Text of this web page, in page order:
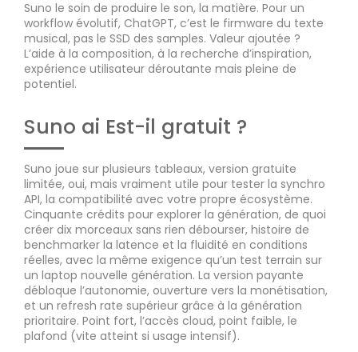
Suno le soin de produire le son, la matière. Pour un
workflow évolutif, ChatGPT, c’est le firmware du texte
musical, pas le SSD des samples. Valeur ajoutée ?
L’aide à la composition, à la recherche d’inspiration,
expérience utilisateur déroutante mais pleine de
potentiel.
Suno ai Est-il gratuit ?
Suno joue sur plusieurs tableaux, version gratuite
limitée, oui, mais vraiment utile pour tester la synchro
API, la compatibilité avec votre propre écosystème.
Cinquante crédits pour explorer la génération, de quoi
créer dix morceaux sans rien débourser, histoire de
benchmarker la latence et la fluidité en conditions
réelles, avec la même exigence qu’un test terrain sur
un laptop nouvelle génération. La version payante
débloque l’autonomie, ouverture vers la monétisation,
et un refresh rate supérieur grâce à la génération
prioritaire. Point fort, l’accès cloud, point faible, le
plafond (vite atteint si usage intensif).